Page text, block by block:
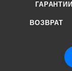
ГАРАНТИИ
ВОЗВРАТ